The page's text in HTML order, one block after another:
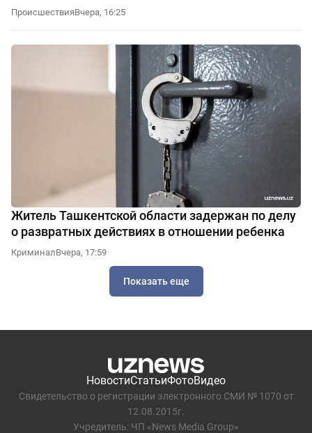
ПроисшествияВчера, 16:25
Житель Ташкентской области задержан по делу
о развратных действиях в отношении ребенка
КриминалВчера, 17:59
Показать еще
НовостиСтатьиФотоВидео
Свидетельство о регистрации электронного СМИ № 1070 от
12.08.2015г.
Учредитель: ЧП «News Media Group»